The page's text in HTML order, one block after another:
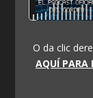
O da clic
AQUÍ PARA